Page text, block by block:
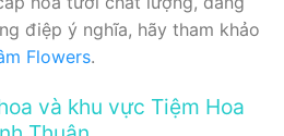
điệp ý nghĩa, hãy tham khảo
Flowers.
và khu vực Tiệm Hoa